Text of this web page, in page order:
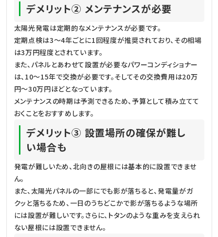
デメリット② メンテナンスが必要
太陽光発電は定期的なメンテナンスが必要です。
定期点検は3～4年ごとに1回程度が推奨されており、その相場
は3万円程度とされています。
また、パネルとあわせて設置が必要なパワーコンディショナー
は、10～15年で交換が必要です。そしてその交換費用は20万
円～30万円ほどとなっています。
メンテナンスの時期は予測できるため、予算として積み立てて
おくことをおすすめします。
デメリット③ 設置場所の確保が難し
い場合も
発電が難しいため、北向きの屋根には基本的に設置できませ
ん。
また、太陽光パネルの一部にでも影が落ちると、発電量がガ
クッと落ちるため、一日のうちどこかで影が落ちるような場所
には設置が難しいです。さらに、トタンのような重みを支えられ
ない屋根には設置できません。